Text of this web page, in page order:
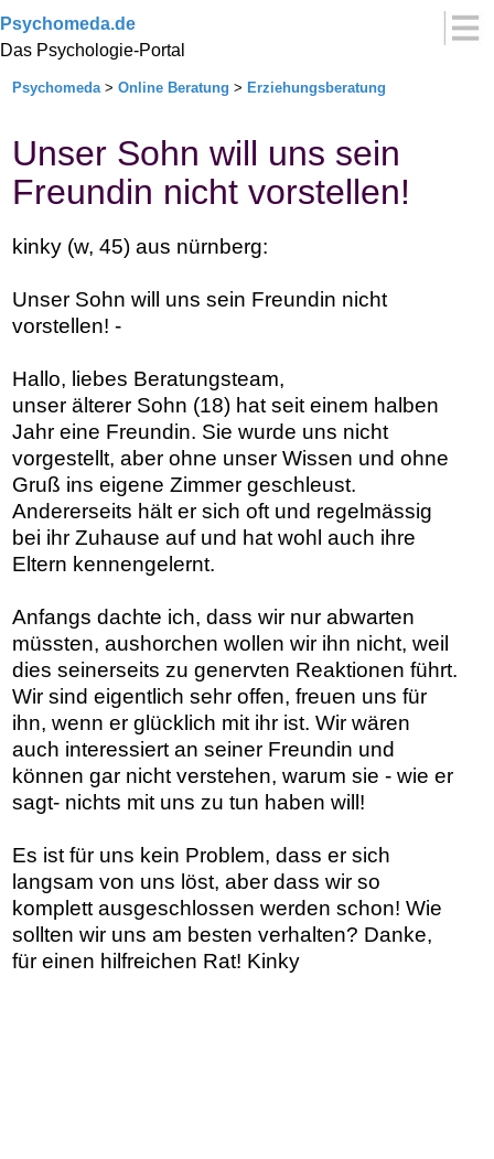
Psychomeda.de
Das Psychologie-Portal
Psychomeda>Online Beratung > Erziehungsberatung
Unser Sohn will uns sein
Freundin nicht vorstellen!
kinky (w, 45) aus nürnberg:
Unser Sohn will uns sein Freundin nicht
vorstellen! -
Hallo, liebes Beratungsteam,
unser älterer Sohn (18) hat seit einem halben
Jahr eine Freundin. Sie wurde uns nicht
vorgestellt, aber ohne unser Wissen und ohne
Gruß ins eigene Zimmer geschleust.
Andererseits hält er sich oft und regelmässig
bei ihr Zuhause auf und hat wohl auch ihre
Eltern kennengelernt.
Anfangs dachte ich, dass wir nur abwarten
müssten, aushorchen wollen wir ihn nicht, weil
dies seinerseits zu genervten Reaktionen führt.
Wir sind eigentlich sehr offen, freuen uns für
ihn, wenn er glücklich mit ihr ist. Wir wären
auch interessiert an seiner Freundin und
können gar nicht verstehen, warum sie - wie er
sagt- nichts mit uns zu tun haben will!
Es ist für uns kein Problem, dass er sich
langsam von uns löst, aber dass wir so
komplett ausgeschlossen werden schon! Wie
sollten wir uns am besten verhalten? Danke,
für einen hilfreichen Rat! Kinky